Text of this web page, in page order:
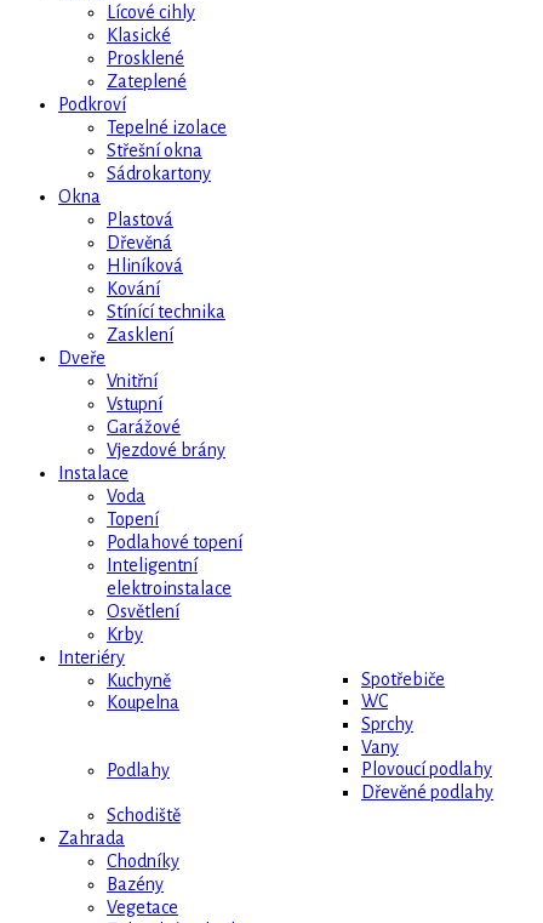
Lícové cihly
Klasické
Prosklené
Zateplené
Podkroví
Tepelné izolace
Střešní okna
Sádrokartony
Okna
Plastová
Dřevěná
Hliníková
Kování
Stínící technika
Zasklení
Dveře
Vnitřní
Vstupní
Garážové
Vjezdové brány
Instalace
Voda
Topení
Podlahové topení
Inteligentní
elektroinstalace
Osvětlení
Krby
Interiéry
Kuchyně
Spotřebiče
Koupelna
WC
Sprchy
Vany
Podlahy
Plovoucí podlahy
Dřevěné podlahy
Schodiště
Zahrada
Chodníky
Bazény
Vegetace